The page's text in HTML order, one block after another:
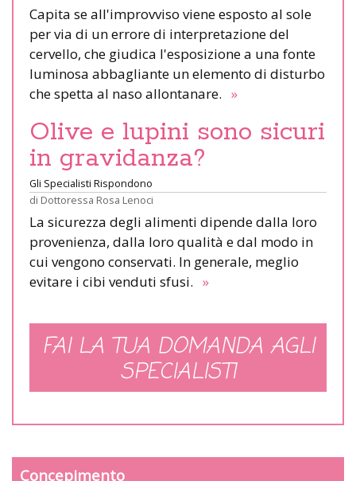
Capita se all'improvviso viene esposto al sole
per via di un errore di interpretazione del
cervello, che giudica l'esposizione a una fonte
luminosa abbagliante un elemento di disturbo
che spetta al naso allontanare. »
Olive e lupini sono sicuri
in gravidanza?
Gli Specialisti Rispondono
di Dottoressa Rosa Lenoci
La sicurezza degli alimenti dipende dalla loro
provenienza, dalla loro qualità e dal modo in
cui vengono conservati. In generale, meglio
evitare i cibi venduti sfusi. »
FAI LA TUA DOMANDA AGLI
SPECIALISTI
Concepimento